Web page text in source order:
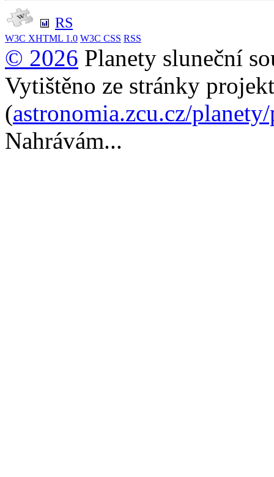
RS
W3C XHTML 1.0 W3C CSS RSS
© 2026 Planety sluneční
Vytištěno ze stránky
(astronomia.zcu.cz/
Nahrávám...